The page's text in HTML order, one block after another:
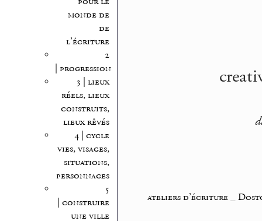
monde de
de
l’écriture
2
| progression
3 | lieux
réels, lieux
construits,
lieux rêvés
4 | cycle
vies, visages,
situations,
personnages
5
| construire
une ville
ateliers d’écriture_